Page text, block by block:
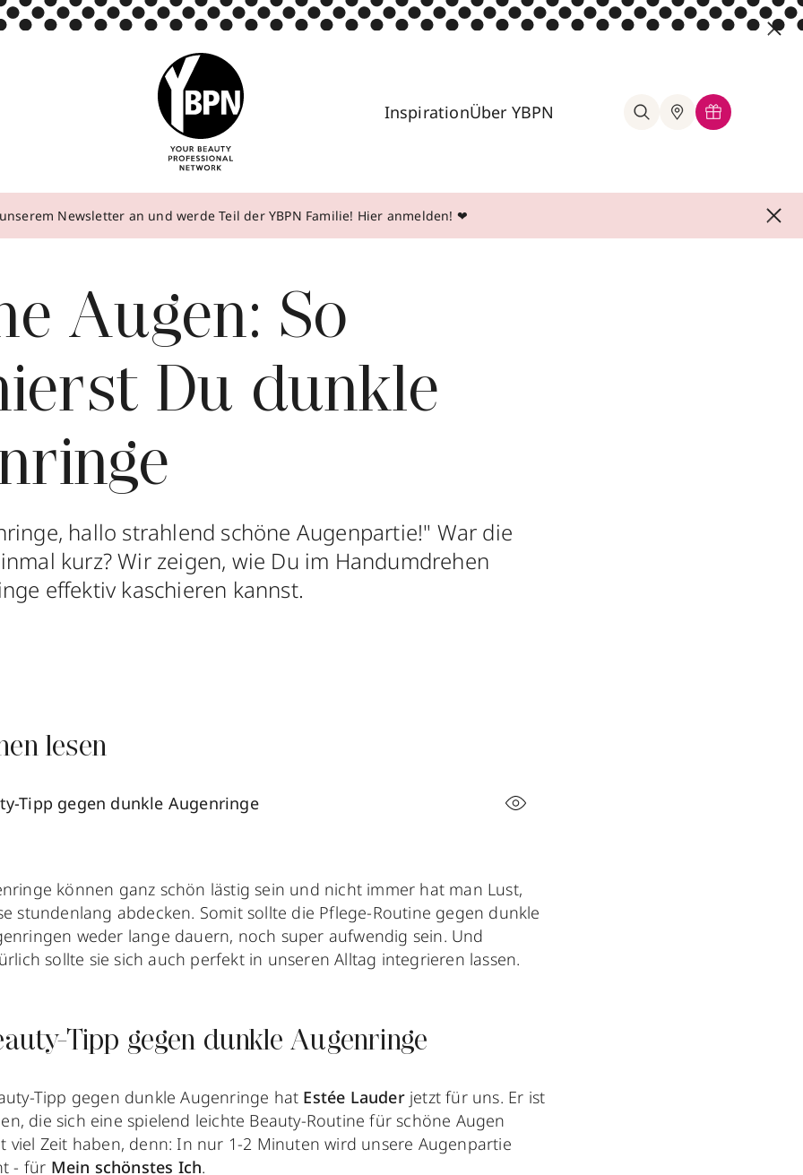
InspirationÜber YBPN
Newsletter an und werde Teil der YBPN Familie! Hier anmelden! ❤
Augen: So
Du dunkle
hallo strahlend schöne Augenpartie!" War die
kurz? Wir zeigen, wie Du im Handumdrehen
effektiv kaschieren kannst.
lesen
Tipp gegen dunkle Augenringe
können ganz schön lästig sein und nicht immer hat man Lust,
stundenlang abdecken. Somit sollte die Pflege-Routine gegen dunkle
weder lange dauern, noch super aufwendig sein. Und
sollte sie sich auch perfekt in unseren Alltag integrieren lassen.
Tipp gegen dunkle Augenringe
Tipp gegen dunkle Augenringe hat Estée Lauderjetzt für uns. Er ist
die sich eine spielend leichte Beauty-Routine für schöne Augen
viel Zeit haben, denn: In nur 1-2 Minuten wird unsere Augenpartie
- für Mein schönstes Ich.